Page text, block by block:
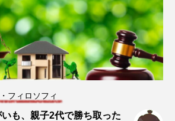
フィロソフィ
も、親子2代で勝ち取った